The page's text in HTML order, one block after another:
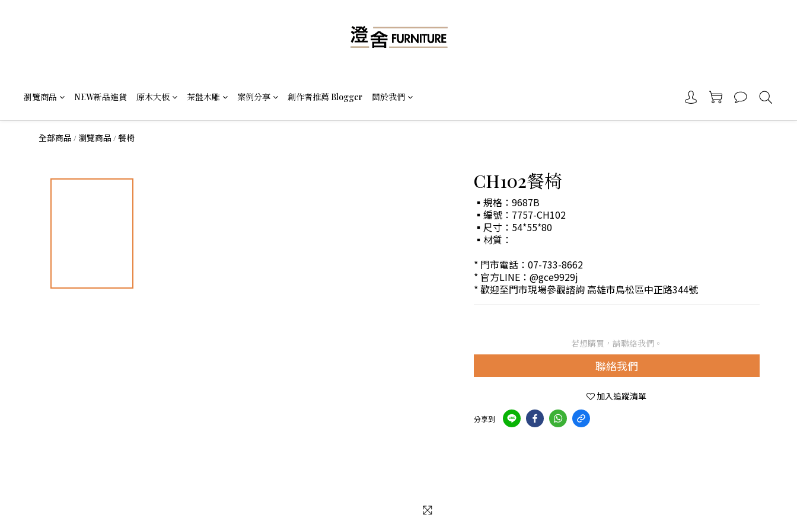
瀏覽商品 NEW新品進貨 原木大板 茶盤木雕 案例分享 創作者推薦 Blogger 關於我們
全部商品 / 瀏覽商品 /餐椅
CH102餐椅
▪規格：9687B
▪編號：7757-CH102
▪尺寸：54*55*80
▪材質：
* 門市電話：07-733-8662
* 官方LINE：@gce9929j
* 歡迎至門市現場參觀諮詢 高雄市鳥松區中正路344號
若想購買，請聯絡我們。
聯絡我們
加入追蹤清單
分享到